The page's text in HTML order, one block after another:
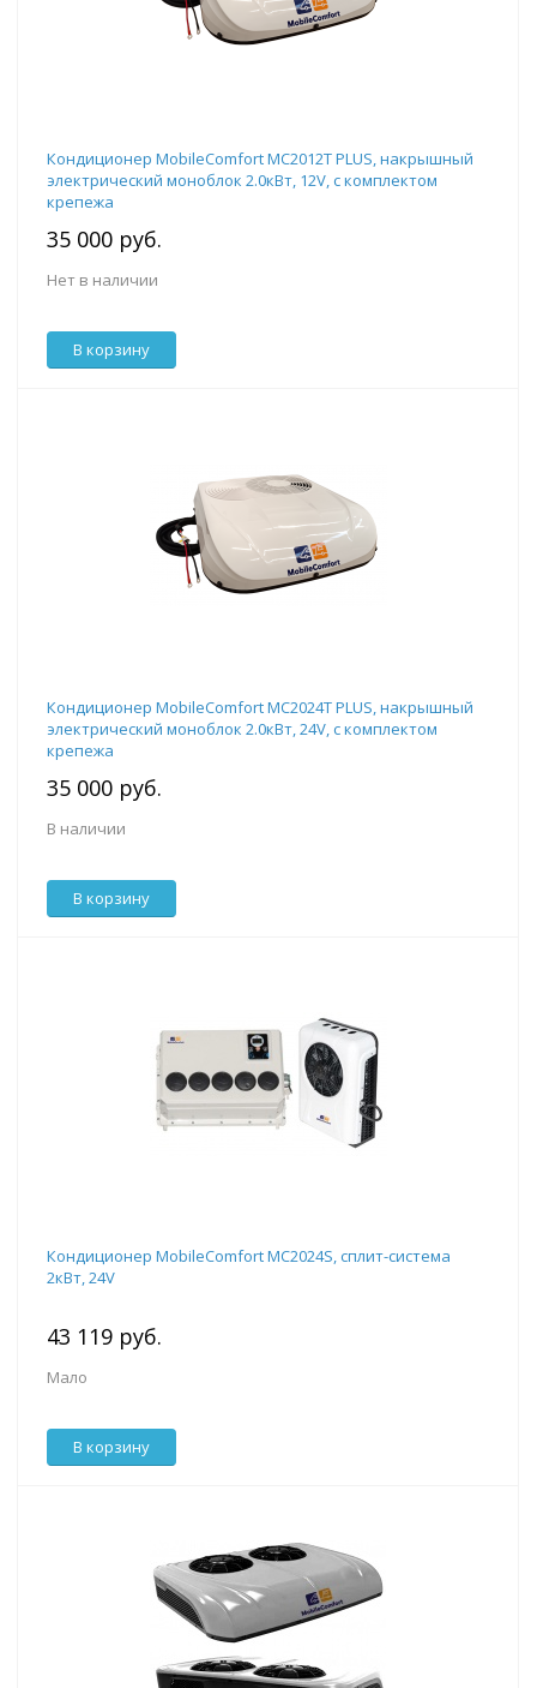
Кондиционер MobileComfort MC2012T PLUS, накрышный
электрический моноблок 2.0кВт, 12V, с комплектом
крепежа
35 000 руб.
Нет в наличии
В корзину
Кондиционер MobileComfort MC2024T PLUS, накрышный
электрический моноблок 2.0кВт, 24V, с комплектом
крепежа
35 000 руб.
В наличии
В корзину
Кондиционер MobileComfort MC2024S, сплит-система
2кВт, 24V
43 119 руб.
Мало
В корзину